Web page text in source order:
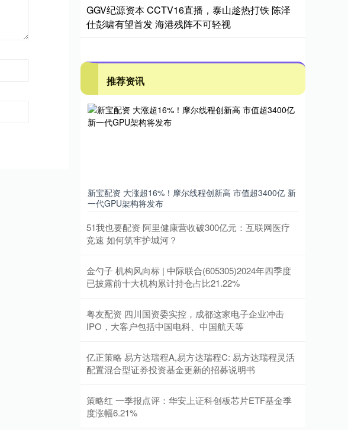
GGV纪源资本 CCTV16直播，泰山趁热打铁 陈泽
仕彭啸有望首发 海港残阵不可轻视
推荐资讯
新宝配资 大涨超16%！摩尔线程创新高 市值超3400亿 新
一代GPU架构将发布
51我也要配资 阿里健康营收破300亿元：互联网医疗
竞速 如何筑牢护城河？
金勺子 机构风向标 | 中际联合(605305)2024年四季度
已披露前十大机构累计持仓占比21.22%
粤友配资 四川国资委实控，成都这家电子企业冲击
IPO，大客户包括中国电科、中国航天等
亿正策略 易方达瑞程A,易方达瑞程C: 易方达瑞程灵活
配置混合型证券投资基金更新的招募说明书
策略红 一季报点评：华安上证科创板芯片ETF基金季
度涨幅6.21%